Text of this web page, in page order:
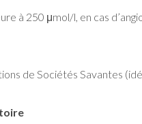
à 250 μmol/l, en cas
de Sociétés Savantes